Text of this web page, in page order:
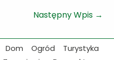
Następny Wpis →
Dom Ogród
Turystyka